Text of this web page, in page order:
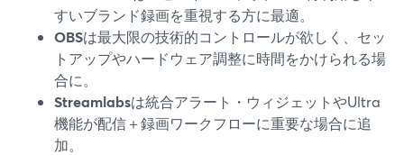
すいブランド録画を重視する方に最適。
OBSは最大限の技術的コントロールが欲しく、セッ
トアップやハードウェア調整に時間をかけられる場
合に。
Streamlabsは統合アラート・ウィジェットやUltra
機能が配信＋録画ワークフローに重要な場合に追
加。